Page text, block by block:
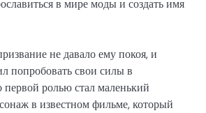
в мире моды и создать имя
не давало ему покоя, и
попробовать свои силы в
первой ролью стал маленький
в известном фильме, который